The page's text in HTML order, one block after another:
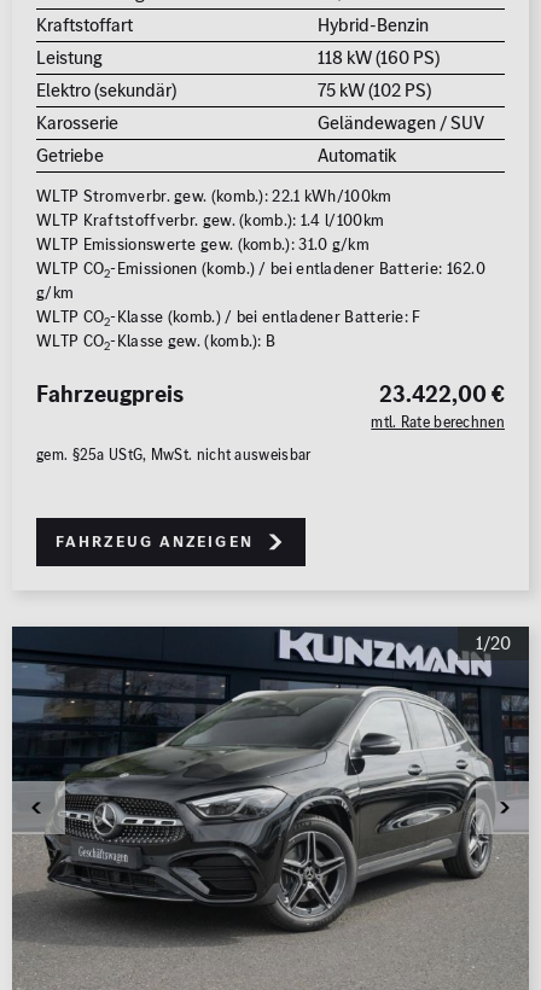
Kraftstoffart
Hybrid-Benzin
Leistung
118 kW (160 PS)
Elektro (sekundär)
75 kW (102 PS)
Karosserie
Geländewagen / SUV
Getriebe
Automatik
WLTP Stromverbr. gew. (komb.): 22.1 kWh/100km
WLTP Kraftstoffverbr. gew. (komb.): 1.4 l/100km
WLTP Emissionswerte gew. (komb.): 31.0 g/km
WLTP CO2-Emissionen (komb.) / bei entladener Batterie: 162.0
g/km
WLTP CO2-Klasse (komb.) / bei entladener Batterie: F
WLTP CO2-Klasse gew. (komb.): B
23.422,00 €
mtl. Rate berechnen
Fahrzeugpreis
gem. §25a UStG, MwSt. nicht ausweisbar
Fahrzeug anzeigen
1/20